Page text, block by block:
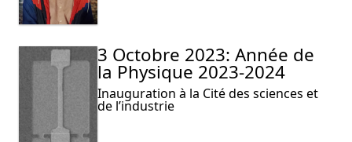
3 Octobre 2023: Année de
la Physique 2023-2024
Inauguration à la Cité des sciences et
de l’industrie